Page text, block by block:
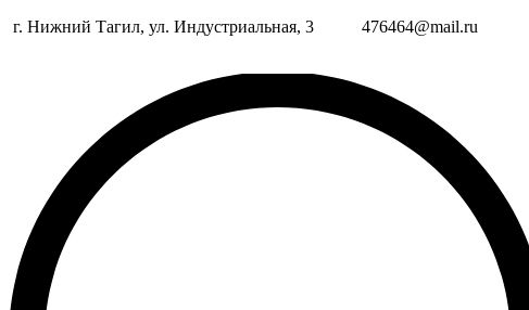
г. Нижний Тагил, ул. Индустриальная, 3 476464@mail.ru